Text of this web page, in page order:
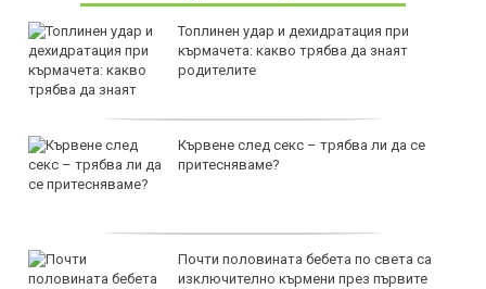
Топлинен удар и дехидратация при
кърмачета: какво трябва да знаят
родителите
Кървене след секс – трябва ли да се
притесняваме?
Почти половината бебета по света са
изключително кърмени през първите